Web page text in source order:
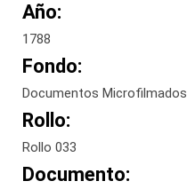
Año:
1788
Fondo:
Documentos Microfilmados
Rollo:
Rollo 033
Documento: